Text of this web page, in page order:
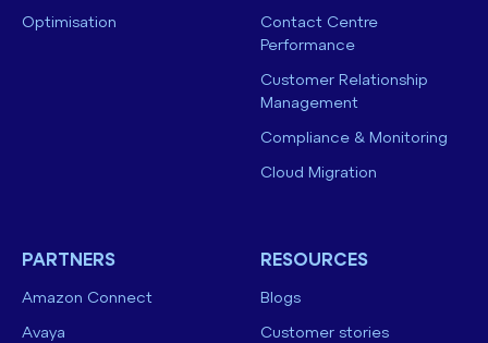
Optimisation
Contact Centre
Performance
Customer Relationship
Management
Compliance & Monitoring
Cloud Migration
PARTNERS
Amazon Connect
Avaya
RESOURCES
Blogs
Customer stories